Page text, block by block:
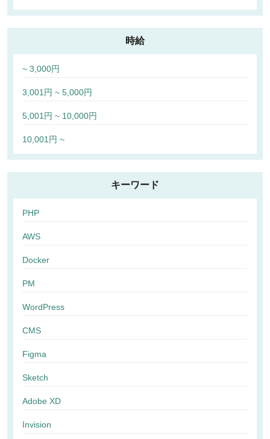
時給
~ 3,000円
3,001円 ~ 5,000円
5,001円 ~ 10,000円
10,001円 ~
キーワード
PHP
AWS
Docker
PM
WordPress
CMS
Figma
Sketch
Adobe XD
Invision